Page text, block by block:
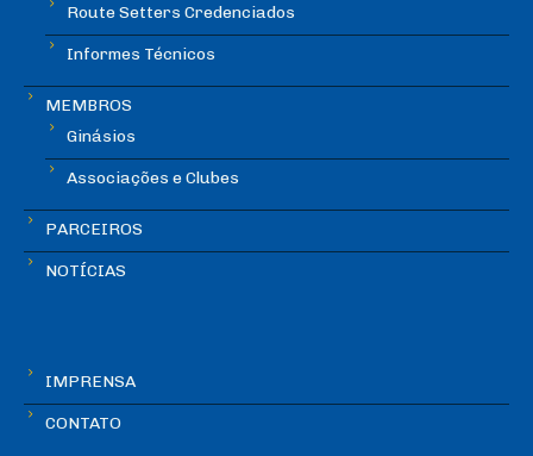
Route Setters Credenciados
Informes Técnicos
MEMBROS
Ginásios
Associações e Clubes
PARCEIROS
NOTÍCIAS
IMPRENSA
CONTATO